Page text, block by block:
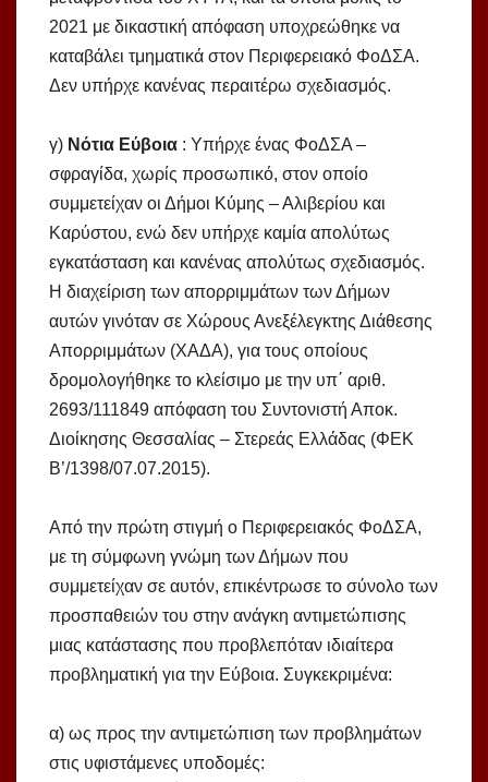
2021 με δικαστική απόφαση υποχρεώθηκε να
καταβάλει τμηματικά στον Περιφερειακό ΦοΔΣΑ.
Δεν υπήρχε κανένας περαιτέρω σχεδιασμός.
γ) Νότια Εύβοια : Υπήρχε ένας ΦοΔΣΑ –
σφραγίδα, χωρίς προσωπικό, στον οποίο
συμμετείχαν οι Δήμοι Κύμης – Αλιβερίου και
Καρύστου, ενώ δεν υπήρχε καμία απολύτως
εγκατάσταση και κανένας απολύτως σχεδιασμός.
Η διαχείριση των απορριμμάτων των Δήμων
αυτών γινόταν σε Χώρους Ανεξέλεγκτης Διάθεσης
Απορριμμάτων (ΧΑΔΑ), για τους οποίους
δρομολογήθηκε το κλείσιμο με την υπ΄ αριθ.
2693/111849 απόφαση του Συντονιστή Αποκ.
Διοίκησης Θεσσαλίας – Στερεάς Ελλάδας (ΦΕΚ
Β’/1398/07.07.2015).
Από την πρώτη στιγμή ο Περιφερειακός ΦοΔΣΑ,
με τη σύμφωνη γνώμη των Δήμων που
συμμετείχαν σε αυτόν, επικέντρωσε το σύνολο των
προσπαθειών του στην ανάγκη αντιμετώπισης
μιας κατάστασης που προβλεπόταν ιδιαίτερα
προβληματική για την Εύβοια. Συγκεκριμένα:
α) ως προς την αντιμετώπιση των προβλημάτων
στις υφιστάμενες υποδομές: